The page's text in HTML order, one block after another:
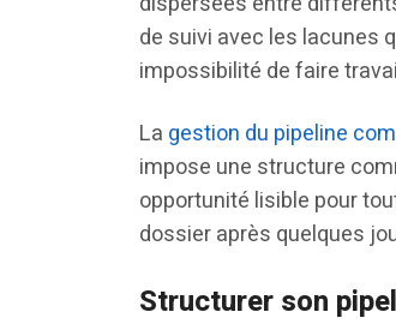
de suivi avec les lacunes
impossibilité de faire
La gestion du pipeline
impose une structure
opportunité lisible pour
dossier après quelques
Structurer son